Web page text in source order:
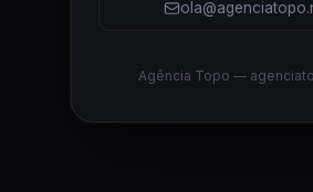
Agência Topo —